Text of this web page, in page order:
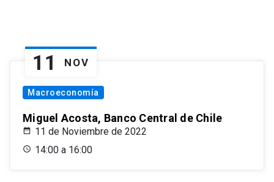
11 NOV
Macroeconomía
Miguel Acosta, Banco Central de Chile
11 de Noviembre de 2022
14:00 a 16:00